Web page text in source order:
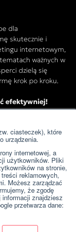
ciasteczek), które
urządzenia.
internetowej, a
użytkowników. Pliki
na stronie,
reklamowych,
Możesz zarządzać
że zgodę
znajdziesz
przetwarza dane:
dla
skutecznie i
internetowym,
ważnych w
dzielą się
krok po kroku.
efektywniej!